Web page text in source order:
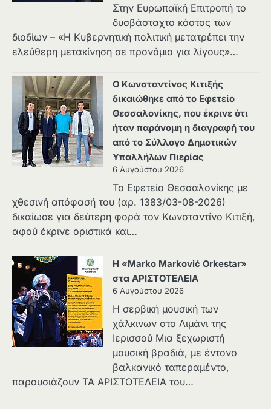
Στην Ευρωπαϊκή Επιτροπή το
δυσβάσταχτο κόστος των
διοδίων – «Η Κυβερνητική πολιτική μετατρέπει την
ελεύθερη μετακίνηση σε προνόμιο για λίγους»…
Ο Κωνσταντίνος Κιτιξής
δικαιώθηκε από το Εφετείο
Θεσσαλονίκης, που έκρινε ότι
ήταν παράνομη η διαγραφή του
από το Σύλλογο Δημοτικών
Υπαλλήλων Πιερίας
6 Αυγούστου 2026
Το Εφετείο Θεσσαλονίκης με
χθεσινή απόφασή του (αρ. 1383/03-08-2026)
δικαίωσε για δεύτερη φορά τον Κωνσταντίνο Κιτιξή,
αφού έκρινε οριστικά και…
Η «Marko Marković Orkestar»
στα ΑΡΙΣΤΟΤΕΛΕΙΑ
6 Αυγούστου 2026
Η σερβική μουσική των
χάλκινων στο Λιμάνι της
Ιερισσού Μια ξεχωριστή
μουσική βραδιά, με έντονο
βαλκανικό ταπεραμέντο,
παρουσιάζουν ΤΑ ΑΡΙΣΤΟΤΕΛΕΙΑ του…